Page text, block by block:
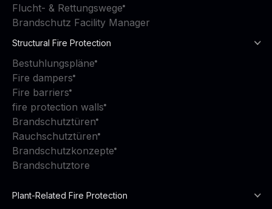
Flucht- & Rettungswege
Brandschutz Facility Manager
Structural Fire Protection
Bestuhlungspläne
Fire dampers
Fire barriers
fire protection walls
Brandschutztüren
Rauchschutztüren
Brandschutzkonzepte
Brandschutztore
Plant-Related Fire Protection